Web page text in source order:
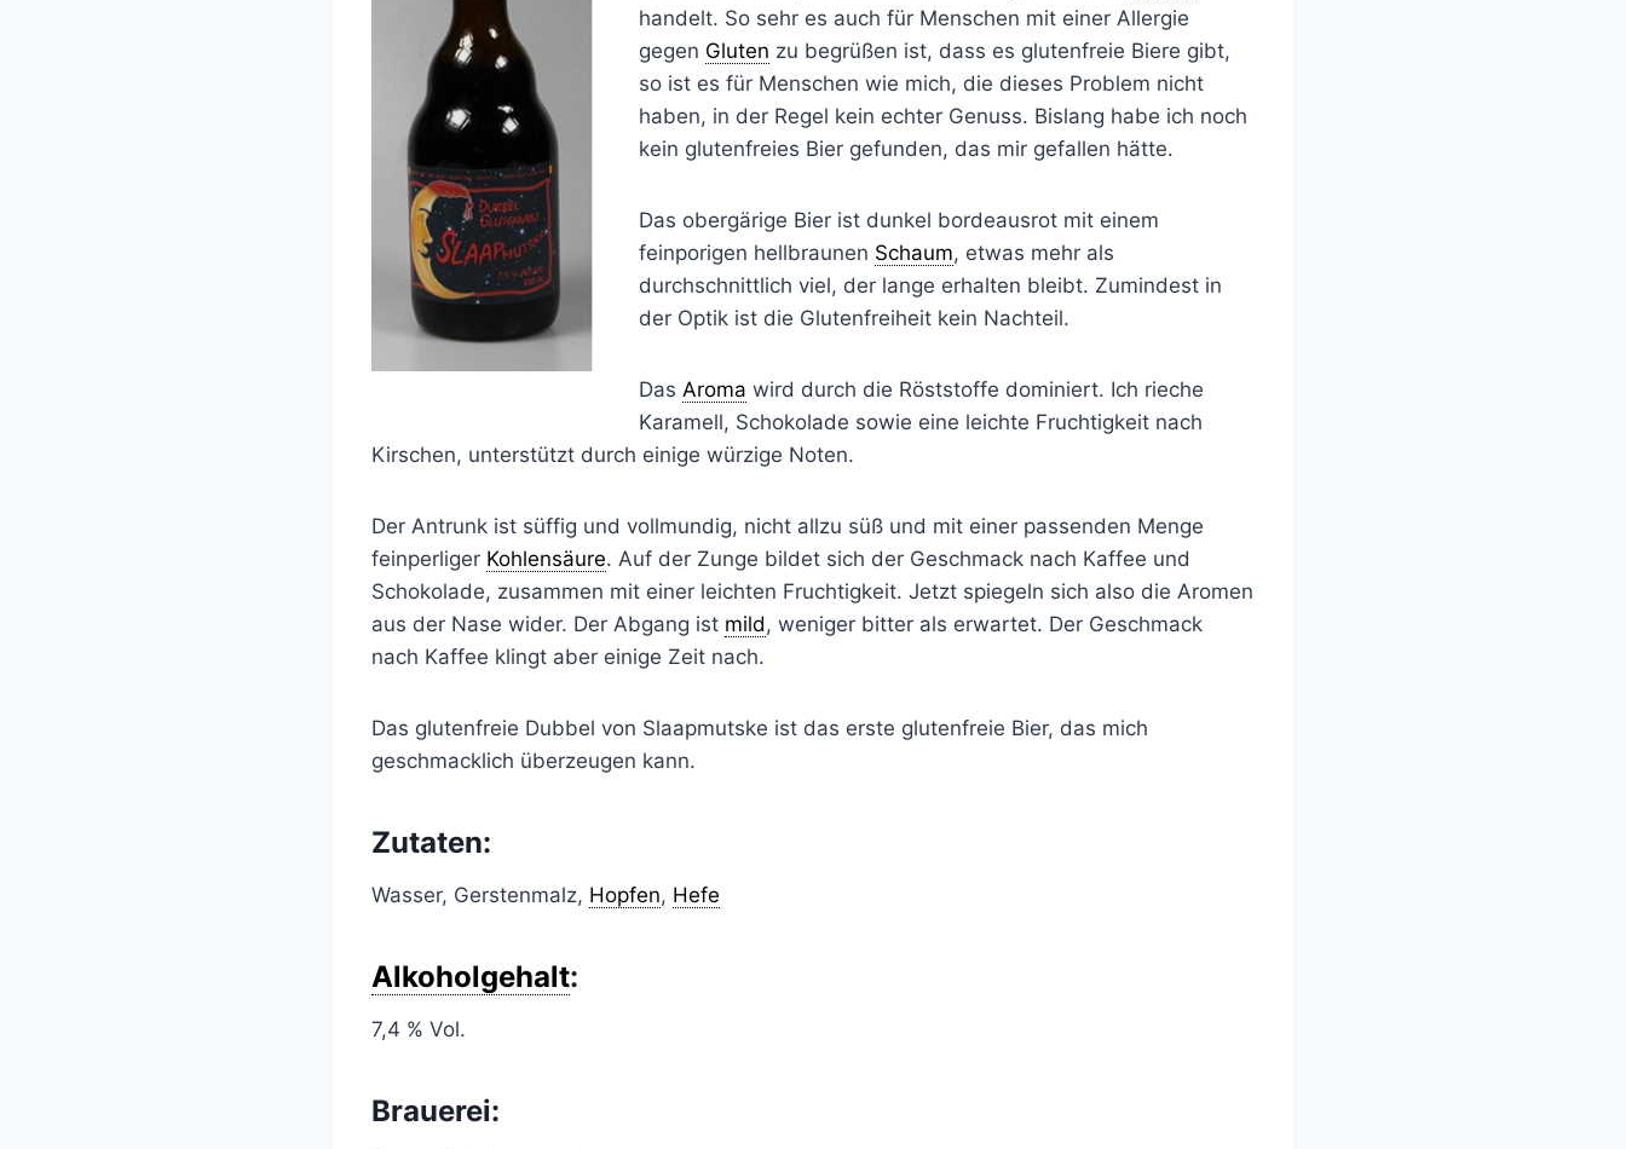
handelt. So sehr es auch für Menschen mit einer Allergie
gegen Gluten zu begrüßen ist, dass es glutenfreie Biere gibt,
so ist es für Menschen wie mich, die dieses Problem nicht
haben, in der Regel kein echter Genuss. Bislang habe ich noch
kein glutenfreies Bier gefunden, das mir gefallen hätte.
Das obergärige Bier ist dunkel bordeausrot mit einem
feinporigen hellbraunen Schaum, etwas mehr als
durchschnittlich viel, der lange erhalten bleibt. Zumindest in
der Optik ist die Glutenfreiheit kein Nachteil.
Das Aroma wird durch die Röststoffe dominiert. Ich rieche
Karamell, Schokolade sowie eine leichte Fruchtigkeit nach
Kirschen, unterstützt durch einige würzige Noten.
Der Antrunk ist süffig und vollmundig, nicht allzu süß und mit einer passenden Menge
feinperliger Kohlensäure. Auf der Zunge bildet sich der Geschmack nach Kaffee und
Schokolade, zusammen mit einer leichten Fruchtigkeit. Jetzt spiegeln sich also die Aromen
aus der Nase wider. Der Abgang ist mild , weniger bitter als erwartet. Der Geschmack
nach Kaffee klingt aber einige Zeit nach.
Das glutenfreie Dubbel von Slaapmutske ist das erste glutenfreie Bier, das mich
geschmacklich überzeugen kann.
Zutaten:
Wasser, Gerstenmalz, Hopfen, Hefe
Alkoholgehalt:
7,4 % Vol.
Brauerei: